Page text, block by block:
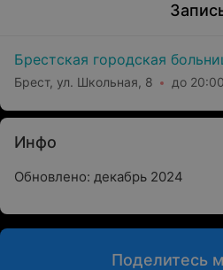
Брестская городская
Брест, ул. Школьная, 8 до 20:00
Инфо
Обновлено: декабрь 2024
Поделитесь